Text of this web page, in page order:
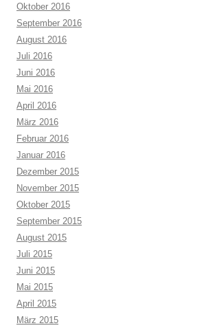
Oktober 2016
September 2016
August 2016
Juli 2016
Juni 2016
Mai 2016
April 2016
März 2016
Februar 2016
Januar 2016
Dezember 2015
November 2015
Oktober 2015
September 2015
August 2015
Juli 2015
Juni 2015
Mai 2015
April 2015
März 2015